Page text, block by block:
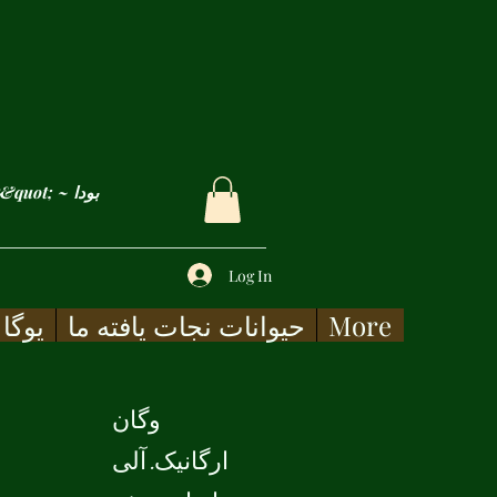
&quot; غم ها و زخم های ما فقط زمانی التیام می یابد که آنها را با شفقت لمس کنیم&quot; ~ بودا
Log In
یوگا حیوانات نجات یافته ما More
وگان
ارگانیک. آلی